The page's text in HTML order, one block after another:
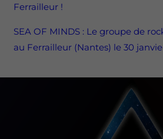
Ferrailleur !
SEA OF MINDS : Le groupe de
au Ferrailleur (Nantes) le 30